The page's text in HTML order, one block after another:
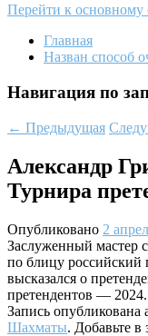
Перейти к
Главная
Назван способ
Навигация по
← Предыдущая
Александр
Турнира
Опубликовано 2
Заслуженный мастер
по блицу российский
высказался о
претендентов — 2024.
Запись опубликована
Шахматы. Добавьте в